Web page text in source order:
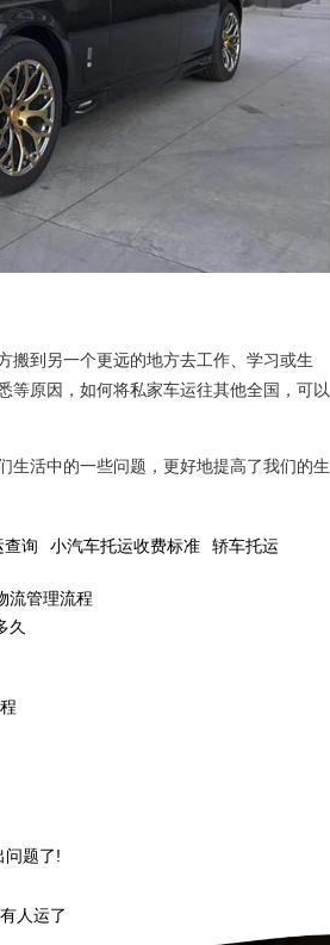
搬到另一个更远的地方去工作、学习或生
等原因，如何将私家车运往其他全国，可以
生活中的一些问题，更好地提高了我们的生
查询 小汽车托运收费标准 轿车托运
流管理流程
久
问题了!
人运了